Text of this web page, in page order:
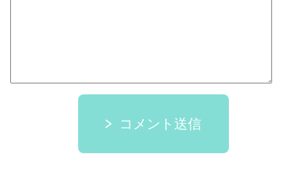
コメント送信